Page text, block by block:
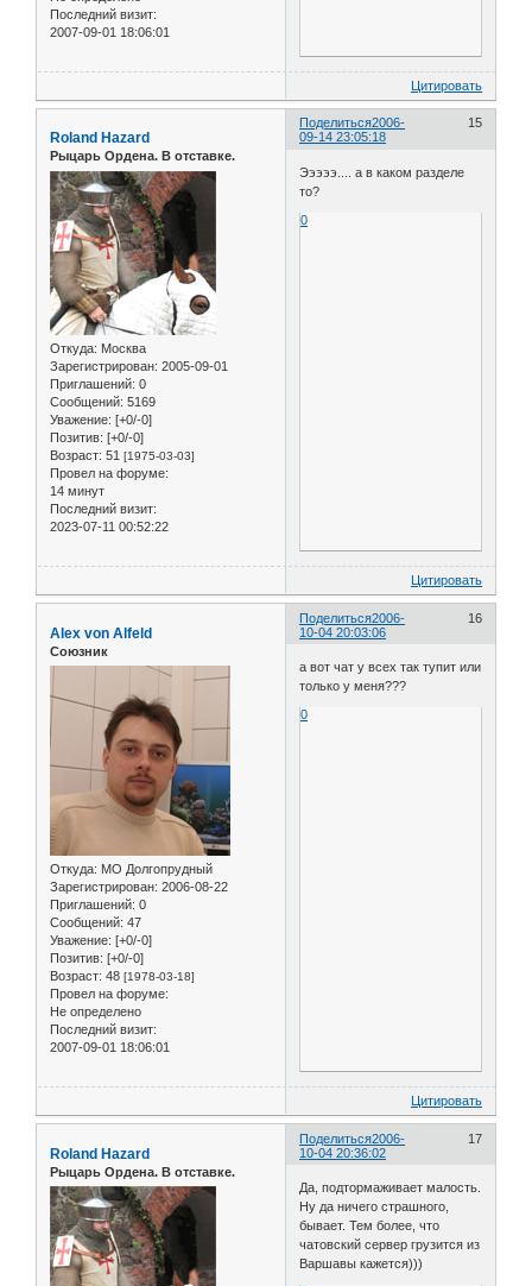
Последний визит:
2007-09-01 18:06:01
Цитировать
Поделиться 15
2006-
09-14 23:05:18
Roland Hazard
Рыцарь Ордена. В отставке.
Откуда: Москва
Зарегистрирован: 2005-09-01
Приглашений: 0
Сообщений: 5169
Уважение: [+0/-0]
Позитив: [+0/-0]
Возраст: 51 [1975-03-03]
Провел на форуме:
14 минут
Последний визит:
2023-07-11 00:52:22
Эээээ.... а в каком разделе
то?
0
Цитировать
Поделиться 16
2006-
10-04 20:03:06
Alex von Alfeld
Союзник
Откуда: МО Долгопрудный
Зарегистрирован: 2006-08-22
Приглашений: 0
Сообщений: 47
Уважение: [+0/-0]
Позитив: [+0/-0]
Возраст: 48 [1978-03-18]
Провел на форуме:
Не определено
Последний визит:
2007-09-01 18:06:01
а вот чат у всех так тупит или
только у меня???
0
Цитировать
Поделиться 17
2006-
10-04 20:36:02
Roland Hazard
Рыцарь Ордена. В отставке.
Да, подтормаживает малость.
Ну да ничего страшного,
бывает. Тем более, что
чатовский сервер грузится из
Варшавы кажется)))